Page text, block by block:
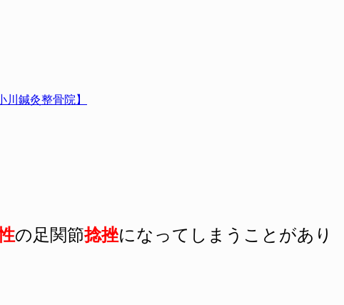
鍼灸整骨院】
の足関節捻挫になってしまうことがあり